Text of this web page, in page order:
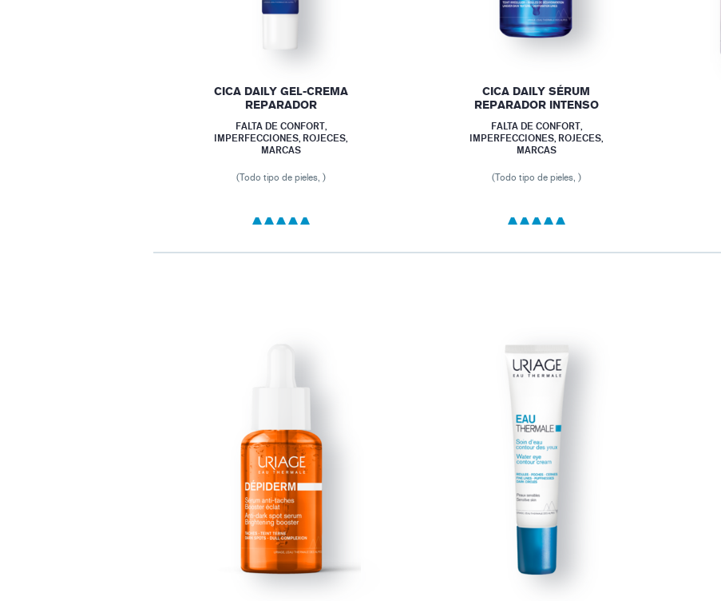
CICA DAILY GEL-CREMA
REPARADOR
FALTA DE CONFORT,
IMPERFECCIONES, ROJECES,
MARCAS
(Todo tipo de pieles, )
CICA DAILY SÉRUM
REPARADOR INTENSO
FALTA DE CONFORT,
IMPERFECCIONES, ROJECES,
MARCAS
(Todo tipo de pieles, )